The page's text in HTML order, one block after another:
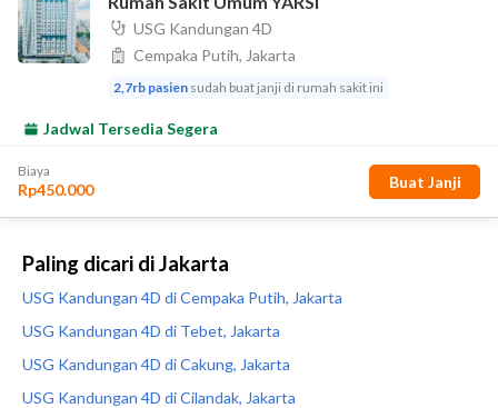
Paling dicari di Jakarta
USG Kandungan 4D di Cempaka Putih, Jakarta
USG Kandungan 4D di Tebet, Jakarta
USG Kandungan 4D di Cakung, Jakarta
USG Kandungan 4D di Cilandak, Jakarta